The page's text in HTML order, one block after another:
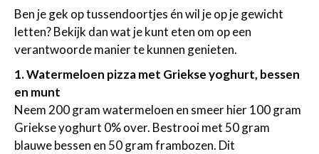
Ben je gek op tussendoortjes én wil je op je gewicht
letten? Bekijk dan wat je kunt eten om op een
verantwoorde manier te kunnen genieten.
1. Watermeloen pizza met Griekse yoghurt, bessen
en munt
Neem 200 gram watermeloen en smeer hier 100 gram
Griekse yoghurt 0% over. Bestrooi met 50 gram
blauwe bessen en 50 gram frambozen. Dit